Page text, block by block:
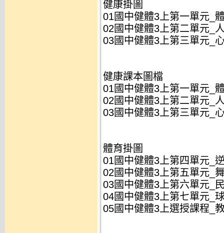
健康掛圖
01國中健體3上第一單元_
02國中健體3上第二單元_
03國中健體3上第三單元_
健康課本圖檔
01國中健體3上第一單元_
02國中健體3上第二單元_
03國中健體3上第三單元_
體育掛圖
01國中健體3上第四單元_
02國中健體3上第五單元_
03國中健體3上第六單元_
04國中健體3上第七單元_
05國中健體3上選授課程_